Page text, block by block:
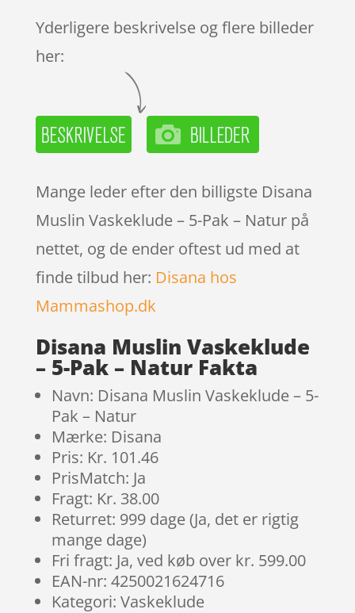
Yderligere beskrivelse og flere billeder
her:
Mange leder efter den billigste Disana
Muslin Vaskeklude – 5-Pak – Natur på
nettet, og de ender oftest ud med at
finde tilbud her: Disana hos
Mammashop.dk
Disana Muslin Vaskeklude
– 5-Pak – Natur Fakta
Navn: Disana Muslin Vaskeklude – 5-
Pak – Natur
Mærke: Disana
Pris: Kr. 101.46
PrisMatch: Ja
Fragt: Kr. 38.00
Returret: 999 dage (Ja, det er rigtig
mange dage)
Fri fragt: Ja, ved køb over kr. 599.00
EAN-nr: 4250021624716
Kategori: Vaskeklude